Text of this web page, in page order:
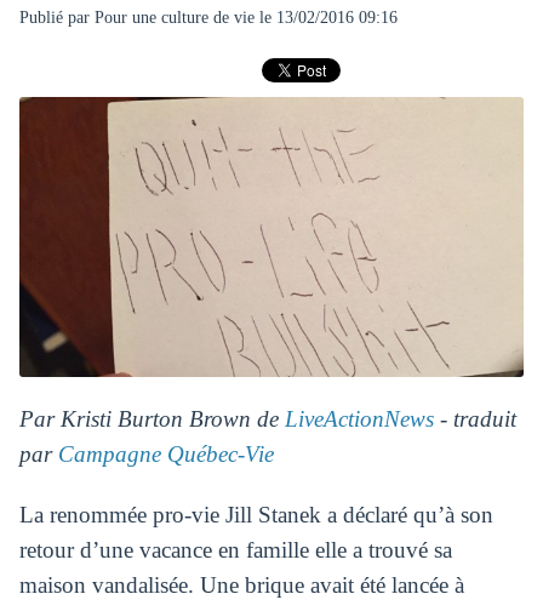
Publié par Pour une culture de viele 13/02/2016 09:16
Par Kristi Burton Brown de LiveActionNews- traduit
par Campagne Québec-Vie
La renommée pro-vie Jill Stanek a déclaré qu’à son
retour d’une vacance en famille elle a trouvé sa
maison vandalisée. Une brique avait été lancée à